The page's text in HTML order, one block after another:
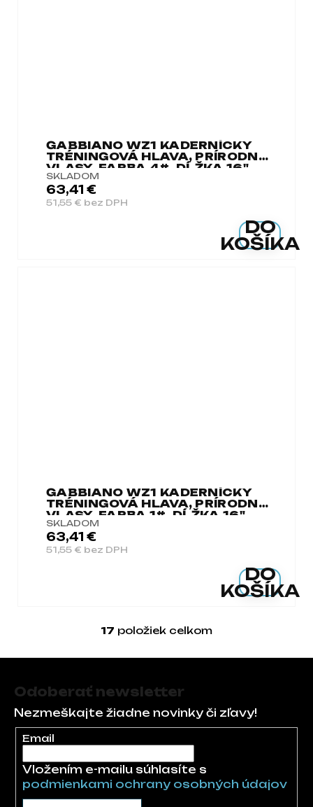
GABBIANO WZ1 KADERNÍCKY
TRÉNINGOVÁ HLAVA, PRÍRODNÉ
VLASY, FARBA 4#, DĹŽKA 16"
SKLADOM
51,55 € bez DPH
63,41 €
DO
KOŠÍKA
GABBIANO WZ1 KADERNÍCKY
TRÉNINGOVÁ HLAVA, PRÍRODNÉ
VLASY, FARBA 1#, DĹŽKA 16"
SKLADOM
51,55 € bez DPH
63,41 €
DO
KOŠÍKA
Ovládacie prvky
17 položiek celkom
Odoberať newsletter
Nezmeškajte žiadne novinky či zľavy!
Email
Vložením e-mailu súhlasíte s
podmienkami ochrany osobných údajov